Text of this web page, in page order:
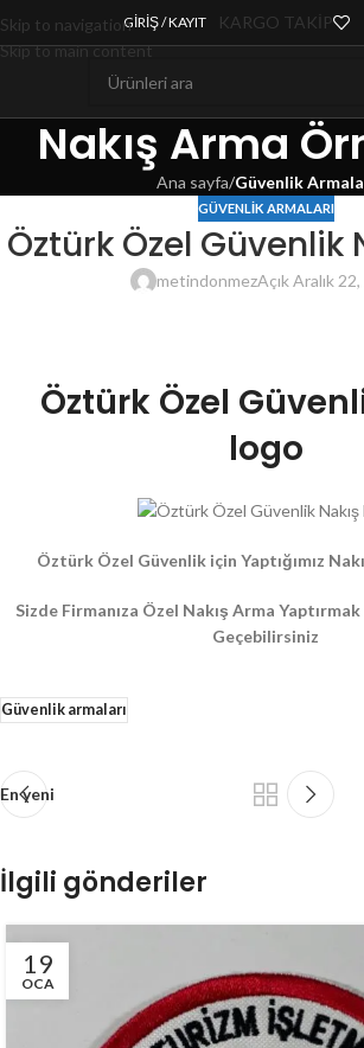
Skip to navigation
Skip to main content
GIRIŞ / KAYIT KARGO TAKİP
Nakış Arma
Ana sayfa/Güvenlik
GÜVENLIK ARMALARI
Öztürk Özel Güvenlik
metindonmezAçık Aralık
Öztürk Özel
logo
Öztürk Özel Güvenlik için Yaptığımız
Sizde Firmanıza Özel Nakış Arma
Geçebilirsiniz
Güvenlik armaları
En yeni
İlgili gönderiler
19
OCA